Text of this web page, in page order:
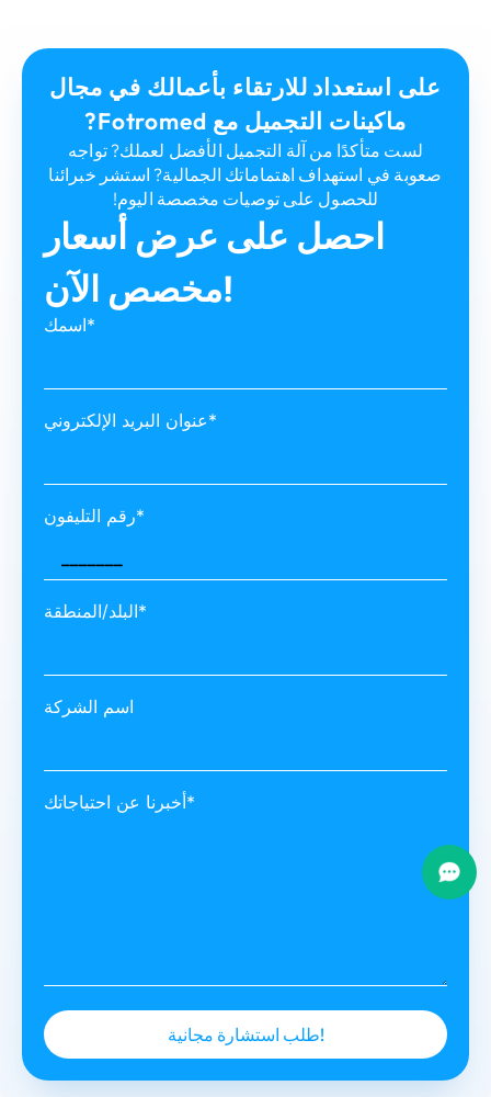
على استعداد للارتقاء بأعمالك في مجال
ماكينات التجميل مع Fotromed?
لست متأكدًا من آلة التجميل الأفضل لعملك? تواجه
صعوبة في استهداف اهتماماتك الجمالية? استشر خبرائنا
للحصول على توصيات مخصصة اليوم!
احصل على عرض أسعار
مخصص الآن!
اسمك*
عنوان البريد الإلكتروني*
رقم التليفون*
البلد/المنطقة*
اسم الشركة
أخبرنا عن احتياجاتك*